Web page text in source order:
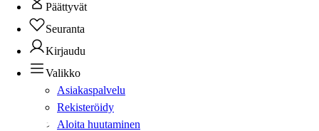
Päättyvät
Seuranta
Kirjaudu
Valikko
Asiakaspalvelu
Rekisteröidy
Aloita huutaminen